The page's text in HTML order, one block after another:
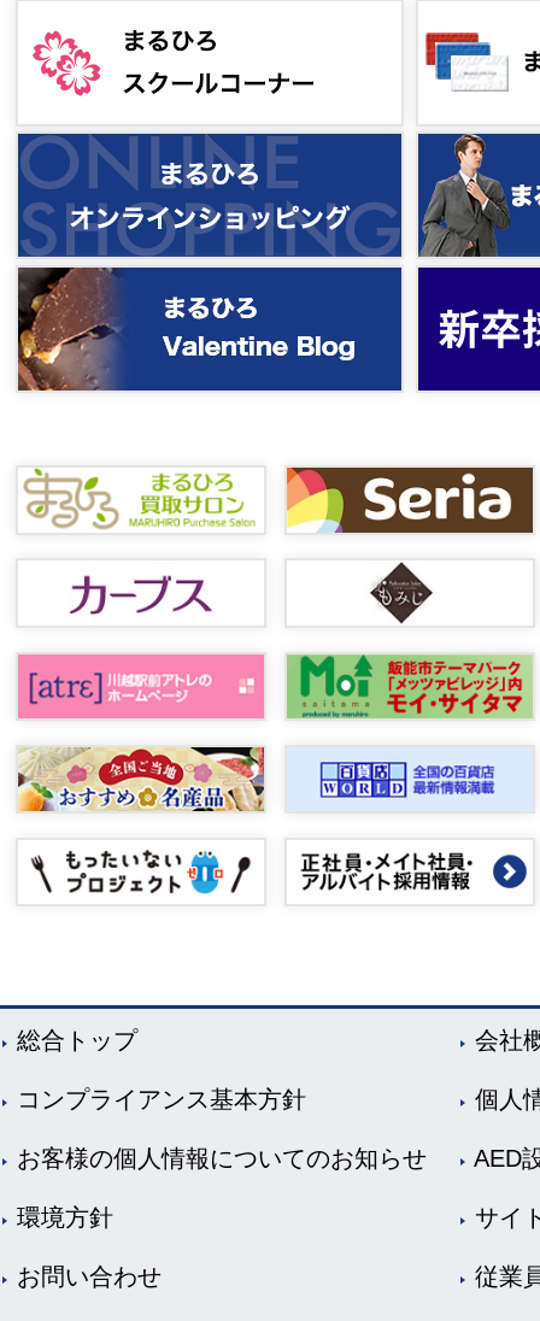
総合トップ 会社
コンプライアンス基本方針 個人
お客様の個人情報についてのお知らせ AED
環境方針 サイ
お問い合わせ 従業